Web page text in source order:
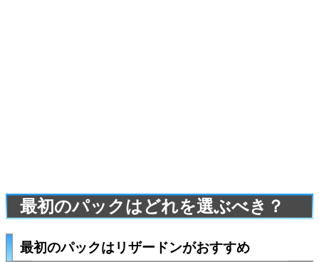
最初のパックはどれを選ぶべき？
最初のパックはリザードンがおすすめ